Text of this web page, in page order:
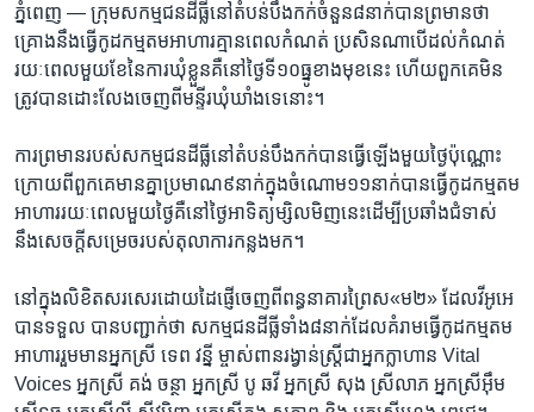
ទំព័រ​
ស្វែង​
រក
ភាសា
ភ្នំពេញ — ក្រុម​សកម្មជន​ដីធ្លី​នៅ​តំបន់​បឹងកក់​ចំនួន​៨​នាក់​បាន​ព្រមាន​ថា ​
គ្រោង​នឹង​ធ្វើ​កូដកម្ម​តម​អាហារ​គ្មាន​ពេល​កំណត់​ ប្រសិន​ណា​បើ​ដល់​កំណត់​
រយៈ​ពេល​មួយ​ខែនៃ​ការ​ឃុំ​ខ្លួន​គឺ​នៅ​ថ្ងៃ​ទី​១០​ធ្នូ​ខាង​មុខ​នេះ ​ហើយ​ពួកគេមិន​
ត្រូវ​បាន​ដោះ​លែង​ចេញ​ពី​មន្ទីរ​ឃុំ​ឃាំង​ទេនោះ។
ការ​ព្រមាន​របស់​សកម្មជន​ដីធ្លី​នៅ​តំបន់​បឹងកក់​បាន​ធ្វើ​ឡើង​មួយ​ថ្ងៃ​ប៉ុណ្ណោះ​
ក្រោយ​ពី​ពួក​គេ​មាន​គ្នា​ប្រមាណ​៩​នាក់​ក្នុង​ចំណោម​១១​នាក់​បាន​ធ្វើកូដកម្ម​តម​
អាហារ​រយៈ​ពេល​មួយ​ថ្ងៃ​គឺ​នៅ​ថ្ងៃ​អាទិត្យ​ម្សិល​មិញ​នេះ​ដើម្បី​ប្រឆាំង​ជំទាស់​
នឹង​សេចក្តី​សម្រេចរបស់​តុលាការ​កន្លង​មក។​
នៅ​ក្នុង​លិខិត​សរសេរ​ដោយ​ដៃផ្ញើ​ចេញ​ពី​ពន្ធនាគារព្រៃ​ស​«ម២»​ ដែល​វីអូអេ​
បាន​ទទួល​ ​បាន​បញ្ជាក់​ថា​ សកម្មជន​ដីធ្លី​ទាំង​៨​នាក់​ដែល​គំរាម​ធ្វើ​កូដកម្ម​តម​
អាហារ​រួម​មាន​អ្នក​ស្រី​ ទេព វន្នី​ ម្ចាស់ពាន​រង្វាន់​ស្រ្តី​ជា​អ្នក​ក្លាហាន​ Vital
Voices ​អ្នកស្រី​ គង់ ​ចន្ថា​ ​អ្នកស្រី​ បូ ឆវី​ ​អ្នកស្រី សុង ស្រីលាភ​ ​អ្នកស្រី​អ៊ឹម